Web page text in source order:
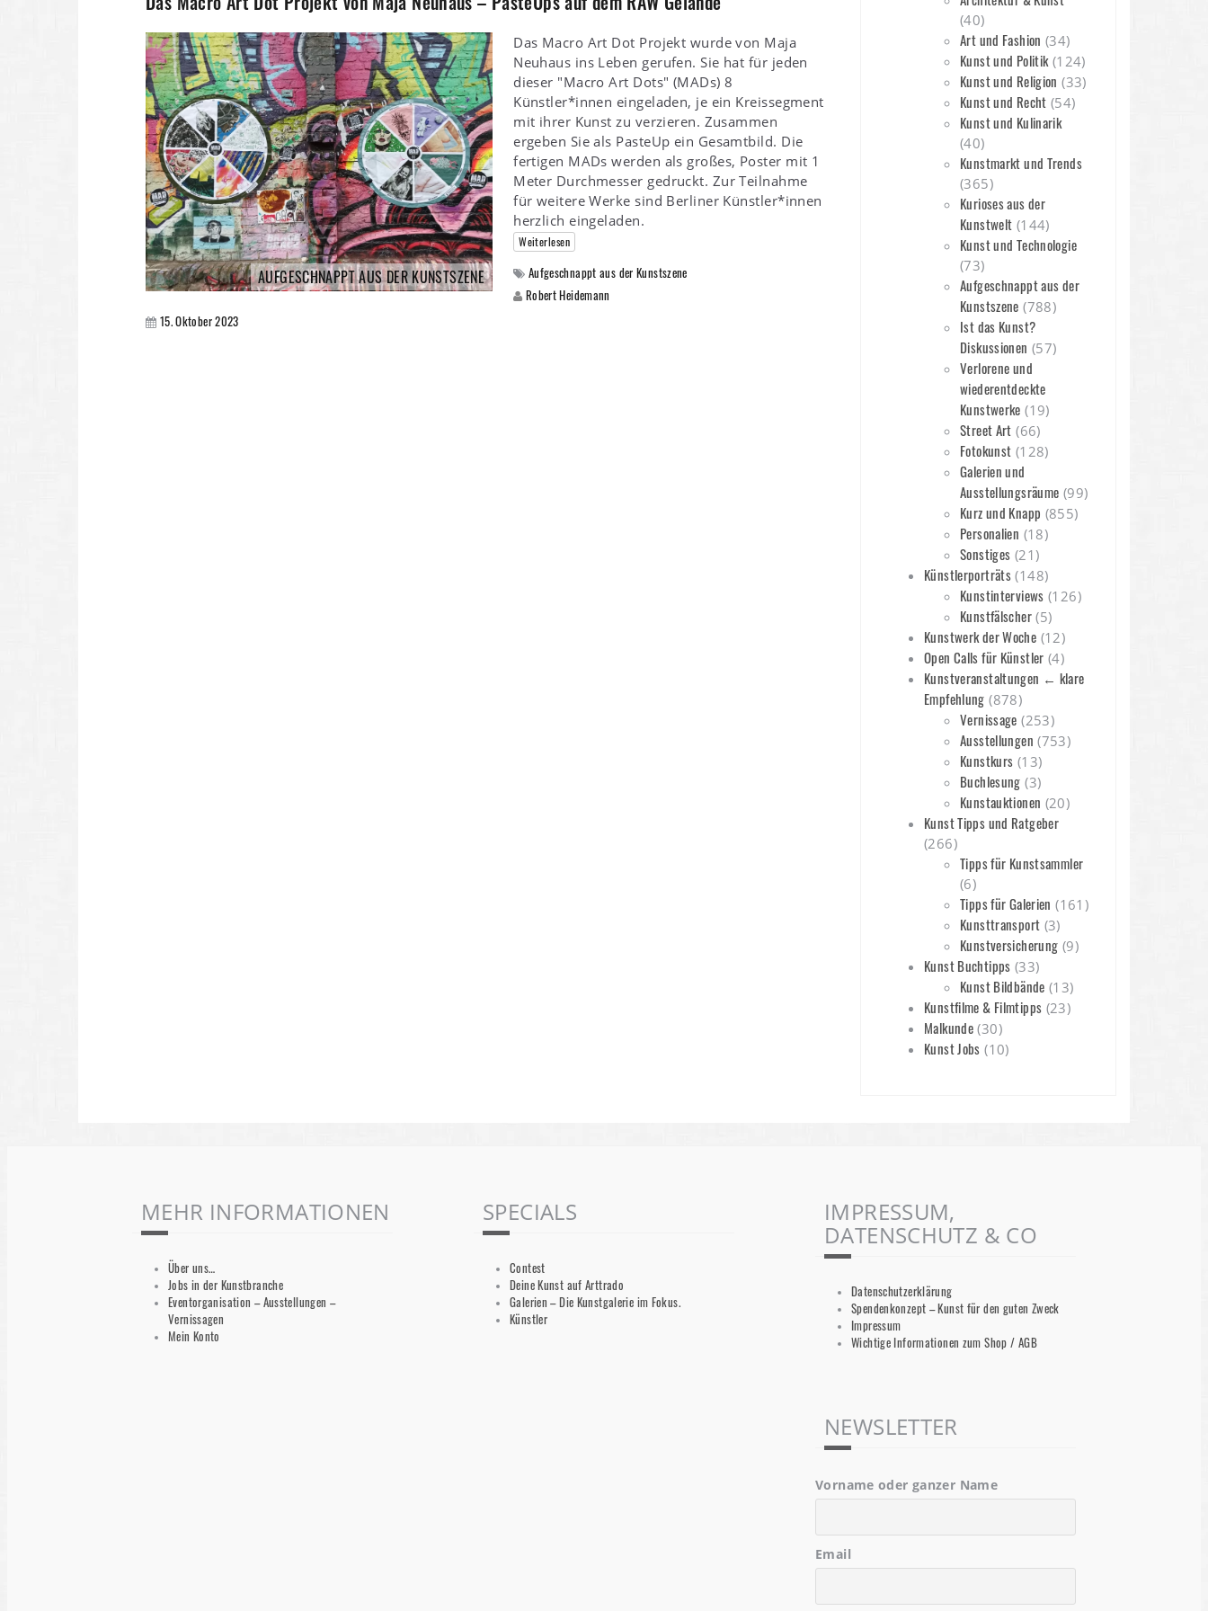
AUFGESCHNAPPT AUS DER KUNSTSZENE
Das Macro Art Dot Projekt wurde von Maja
Neuhaus ins Leben gerufen. Sie hat für jeden
dieser "Macro Art Dots" (MADs) 8
Künstler*innen eingeladen, je ein Kreissegment
mit ihrer Kunst zu verzieren. Zusammen
ergeben Sie als PasteUp ein Gesamtbild. Die
fertigen MADs werden als großes, Poster mit 1
Meter Durchmesser gedruckt. Zur Teilnahme
für weitere Werke sind Berliner Künstler*innen
herzlich eingeladen.
Weiterlesen
Aufgeschnappt aus der Kunstszene
Robert Heidemann
15. Oktober 2023
(40)
Art und Fashion (34)
Kunst und Politik(124)
Kunst und Religion (33)
Kunst und Recht (54)
Kunst und Kulinarik
(40)
Kunstmarkt und Trends
(365)
Kurioses aus der
Kunstwelt (144)
Kunst und Technologie
(73)
Aufgeschnappt aus der
Kunstszene (788)
Ist das Kunst?
Diskussionen (57)
Verlorene und
wiederentdeckte
Kunstwerke (19)
Street Art (66)
Fotokunst (128)
Galerien und
Ausstellungsräume (99)
Kurz und Knapp (855)
Personalien (18)
Sonstiges (21)
Künstlerporträts (148)
Kunstinterviews (126)
Kunstfälscher(5)
Kunstwerk der Woche (12)
Open Calls für Künstler (4)
Kunstveranstaltungen ← klare
Empfehlung (878)
Vernissage (253)
Ausstellungen (753)
Kunstkurs (13)
Buchlesung (3)
Kunstauktionen (20)
Kunst Tipps und Ratgeber
(266)
Tipps für Kunstsammler
(6)
Tipps für Galerien (161)
Kunsttransport (3)
Kunstversicherung (9)
Kunst Buchtipps (33)
Kunst Bildbände (13)
Kunstfilme & Filmtipps (23)
Malkunde (30)
Kunst Jobs (10)
MEHR INFORMATIONEN
Über uns…
Jobs in der Kunstbranche
Eventorganisation – Ausstellungen –
Vernissagen
Mein Konto
SPECIALS
Contest
Deine Kunst auf Arttrado
Galerien – Die Kunstgalerie im Fokus.
Künstler
IMPRESSUM,
DATENSCHUTZ & CO
Datenschutzerklärung
Spendenkonzept – Kunst für den guten Zweck
Impressum
Wichtige Informationen zum Shop / AGB
NEWSLETTER
Vorname oder ganzer Name
Email